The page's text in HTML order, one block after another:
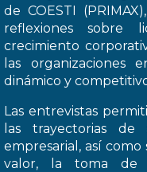
de COESTI
reflexiones sobre
crecimiento
las
dinámico y
Las entrevistas
las trayectorias
empresarial, así como
valor, la toma de